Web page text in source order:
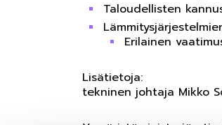
Taloudellisten
Erilainen
Lisätietoja:
tekninen johtaja Mikko